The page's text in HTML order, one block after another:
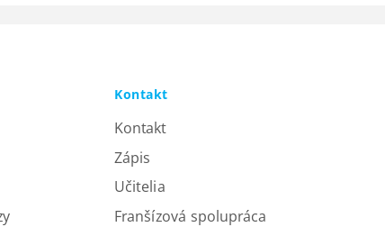
Kontakt
Kontakt
Zápis
Učitelia
Franšízová spolupráca